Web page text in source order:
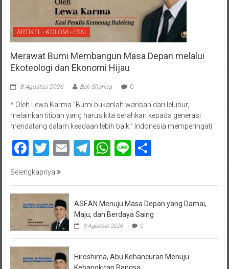
ARTIKEL • KOLOM • ESAI
Merawat Bumi Membangun Masa Depan melalui
Ekoteologi dan Ekonomi Hijau
8 Agustus 2026 Bali Sharing 0
* Oleh Lewa Karma “Bumi bukanlah warisan dari leluhur,
melainkan titipan yang harus kita serahkan kepada generasi
mendatang dalam keadaan lebih baik.” Indonesia memperingati
Facebook
Twitter
EmailTelegram
WhatsApp
LineShare
Selengkapnya
ASEAN Menuju Masa Depan yang Damai,
Maju, dan Berdaya Saing
8 Agustus 2026 0
Hiroshima, Abu Kehancuran Menuju